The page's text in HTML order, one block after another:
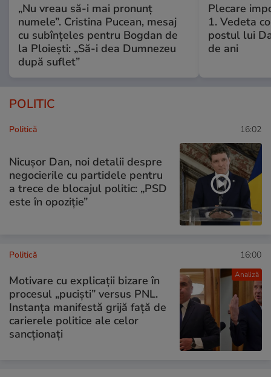
„Nu vreau să-i mai pronunț
numele”. Cristina Pucean, mesaj
cu subînțeles pentru Bogdan de
la Ploiești: „Să-i dea Dumnezeu
după suflet”
Plecare
1. Vedeta
postul lui
de ani
POLITIC
Politică 16:02
Nicușor Dan, noi detalii despre
negocierile cu partidele pentru
a trece de blocajul politic: „PSD
este în opoziție”
Analiză
Politică 16:00
Motivare cu explicații bizare în
procesul „puciști” versus PNL.
Instanța manifestă grijă față de
carierele politice ale celor
sancționați